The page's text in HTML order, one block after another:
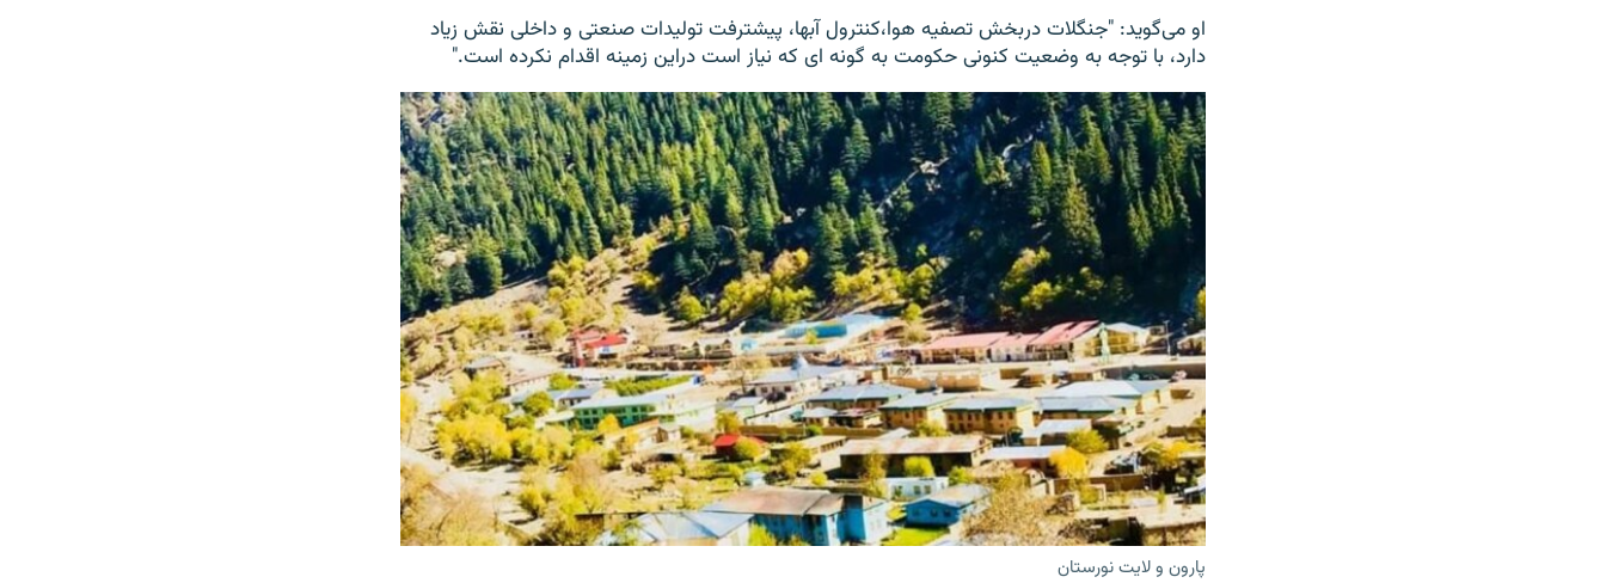
او می‌گوید: "جنگلات دربخش تصفیه هوا،کنترول آبها، پیشترفت تولیدات صنعتی و داخلی نقش زیاد
دارد، با توجه به وضعیت کنونی حکومت به گونه ای که نیاز است دراین زمینه اقدام نکرده است."
پارون و لایت نورستان